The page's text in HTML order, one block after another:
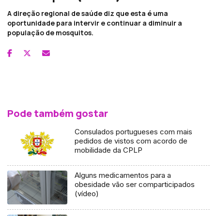
A direção regional de saúde diz que esta é uma
oportunidade para intervir e continuar a diminuir a
população de mosquitos.
Pode também gostar
Consulados portugueses com mais
pedidos de vistos com acordo de
mobilidade da CPLP
Alguns medicamentos para a
obesidade vão ser comparticipados
(vídeo)